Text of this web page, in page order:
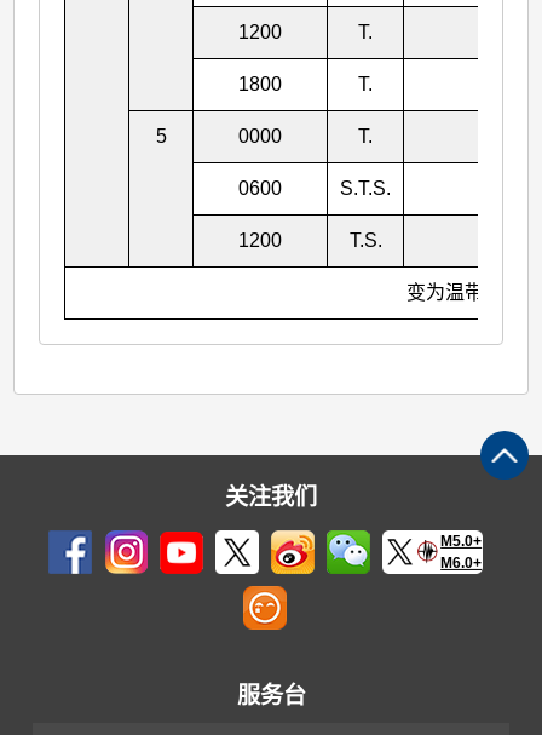
1200 T.
1800 T.
5 0000 T.
0600 S.T.S.
1200 T.S.
变为温带气旋
关注我们
M5.0+
M6.0+
服务台